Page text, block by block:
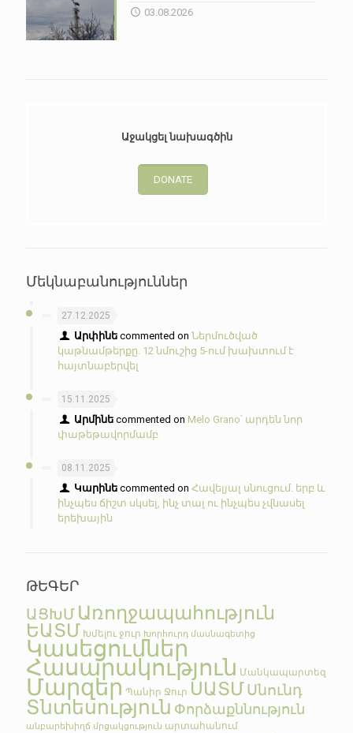
03.08.2026
Աջակցել նախագծին
DONATE
Մեկնաբանություններ
27.12.2025
Արփինե commented onՆերմուծված
կաթնամթերքը. 12 նմուշից 5-ում խախտում է
հայտնաբերվել
15.11.2025
Արմինե commented on Melo Grano՝ արդեն նոր
փաթեթավորմամբ
08.11.2025
Կարինե commented onՀավելյալ սնուցում. երբ և
ինչպես ճիշտ սկսել, ինչ տալ ու ինչպես չվնասել
երեխային
ԹԵԳԵՐ
ԱՑԽՄ Առողջապահություն
ԵԱՏՄ Խմելու ջուր Խորհուրդ մասնագետից
Կասեցումներ
Հասարակություն Մանկապարտեզ
Մարզեր Պանիր Ջուր ՍԱՏՄՍնունդ
Տնտեսություն Փորձաքննություն
անբարեխիղճ մրցակցություն արտահանում